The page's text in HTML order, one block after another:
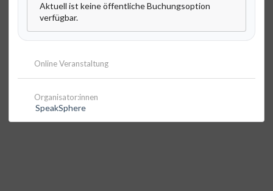
Aktuell ist keine öffentliche Buchungsoption
verfügbar.
Online Veranstaltung
Organisator:innen
SpeakSphere